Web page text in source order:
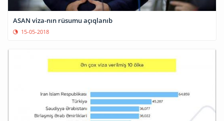
ASAN viza-nın rüsumu açıqlanıb
15-05-2018